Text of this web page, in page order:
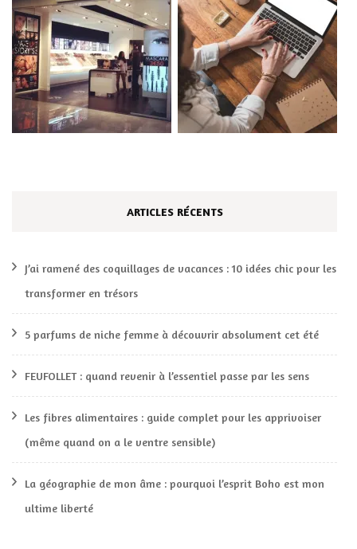
ARTICLES RÉCENTS
J’ai ramené des coquillages de vacances : 10 idées chic pour les
transformer en trésors
5 parfums de niche femme à découvrir absolument cet été
FEUFOLLET : quand revenir à l’essentiel passe par les sens
Les fibres alimentaires : guide complet pour les apprivoiser
(même quand on a le ventre sensible)
La géographie de mon âme : pourquoi l’esprit Boho est mon
ultime liberté